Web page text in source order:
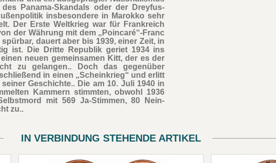
Panama-Skandals oder der Dreyfus-
insbesondere in Marokko sehr
Der Erste Weltkrieg war für Frankreich
der Währung mit dem „Poincaré“-Franc
dauert aber bis 1939, einer Zeit, in
ist. Die Dritte Republik geriet 1934 ins
neuen gemeinsamen Kitt, der es der
zu gelangen.. Doch das gegenüber
in einen „Scheinkrieg“ und erlitt
Geschichte.. Die am 10. Juli 1940 in
Kammern stimmten, obwohl 1936
mit 569 Ja-Stimmen, 80 Nein-
zu..
IN VERBINDUNG STEHENDE ARTIKEL